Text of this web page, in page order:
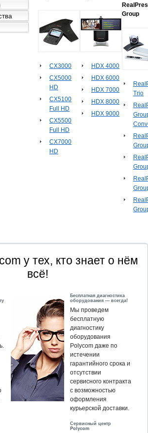
CX3000
CX5000
HD
CX5100
Full HD
CX5500
Full HD
CX7000
HD
HDX 4000
HDX 6000
HDX 7000
HDX 8000
HDX 9000
Group
Trio
у тех, кто знает о нём
всё!
Бесплатная диагностика
оборудования — всегда!
Мы проведем
бесплатную
диагностику
оборудования
Polycom даже по
истечении
гарантийного срока и
отсутствии
сервисного контракта
с возможностью
оформления
курьерской доставки.
Сервисный центр
Polycom